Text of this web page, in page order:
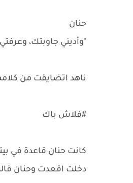
حنان
"وأديني جاوبتك،
ناهد اتضايقت من
#فلاش باك
كانت حنان قاعدة في
دخلت اقعدت وحنان